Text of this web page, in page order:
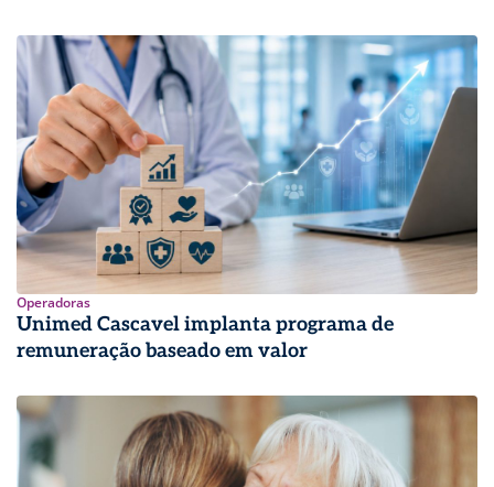
Operadoras
Unimed Cascavel implanta programa de
remuneração baseado em valor